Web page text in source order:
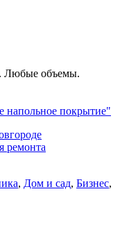
Любые объемы.
напольное покрытие"
ремонта
, Дом и сад, Бизнес,